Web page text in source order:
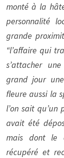
monté à la
personnalité
grande
“l’affaire qui
s’attacher
grand jour
fleure aussi la
l’on sait
avait été
mais dont le
récupéré et